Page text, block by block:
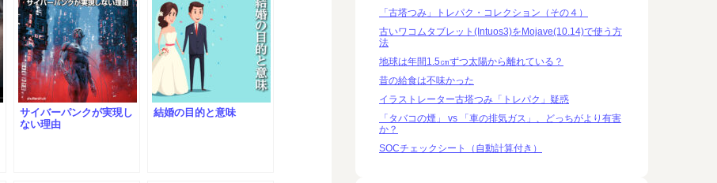
サイバーパンクが実現し
ない理由
結婚の目的と意味
「古塔つみ」トレパク・コレクション（その４）
古いワコムタブレット(Intuos3)をMojave(10.14)で使う方
法
地球は年間1.5㎝ずつ太陽から離れている？
昔の給食は不味かった
イラストレーター古塔つみ「トレパク」疑惑
「タバコの煙」 vs 「車の排気ガス」、どっちがより有害
か？
SOCチェックシート（自動計算付き）